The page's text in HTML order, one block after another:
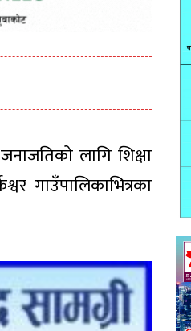
लागि शिक्षा
गाउँपालिकाभित्रका